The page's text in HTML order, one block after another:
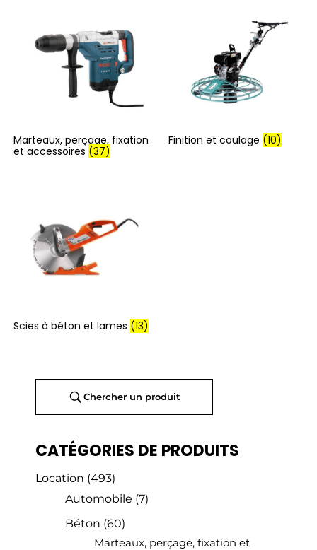
Chercher un produit
CATÉGORIES DE PRODUITS
Location (493)
Automobile (7)
Béton (60)
Marteaux, perçage, fixation et
Marteaux, perçage, fixation
et accessoires (37)
Finition et coulage (10)
Scies à béton et lames (13)